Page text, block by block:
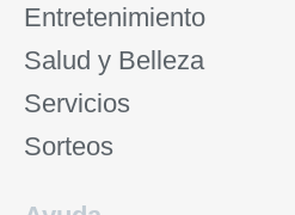
Entretenimiento
Salud y Belleza
Servicios
Sorteos